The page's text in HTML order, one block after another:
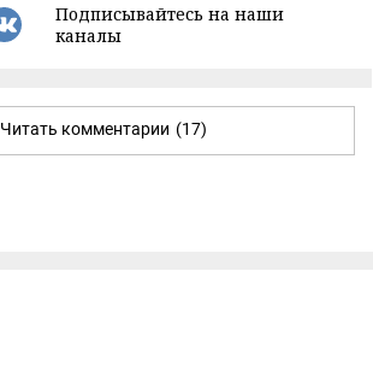
Подписывайтесь на наши
каналы
Читать комментарии (17)